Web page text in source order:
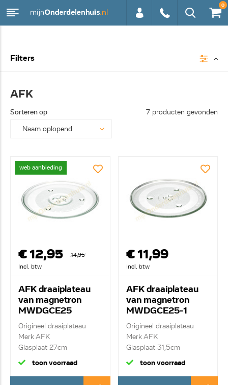
0
Filters
AFK
Sorteren op 7 producten gevonden
web aanbieding
€ 12,95
14,95
Incl. btw
AFK draaiplateau
van magnetron
MWDGCE25
Origineel draaiplateau
Merk AFK
Glasplaat 27cm
toon voorraad
€ 11,99
Incl. btw
AFK draaiplateau
van magnetron
MWDGCE25-1
Origineel draaiplateau
Merk AFK
Glasplaat 31,5cm
toon voorraad